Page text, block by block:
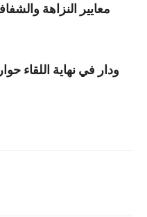
معايير النزاهة
ودار في نهاية اللقاء